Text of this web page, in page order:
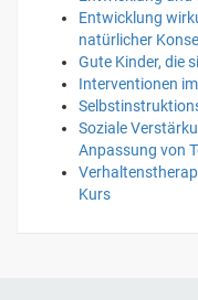
Entwicklung
natürlicher
Gute Kinder, die
Interventionen
Soziale
Anpassung von
Kurs